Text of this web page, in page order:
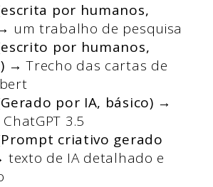
por humanos,
um trabalho de pesquisa
por humanos,
→Trecho das cartas de
por IA, básico) →
3.5
criativo gerado
texto de IA detalhado e